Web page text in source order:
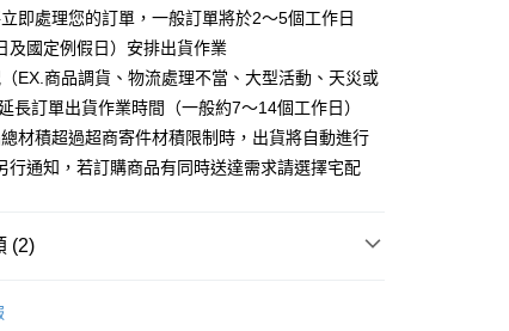
用說明】
哥大提供，台灣大哥大用戶可立即使用無須另外申請。
大哥付你分期」，訂單成立後會自動跳轉到大哥付的交易
門號後，選擇欲分期的期數、繳款截止日，確認付款後即
核」未通過狀況，表示未達大哥付你分期系統評分，恕
容。
電信帳單，「大哥付你分期」於每月結算日後寄送繳費提
NT$900(含以上)免運費
即處理您的訂單，一般訂單將於2～5個工作日
及國定例假日）安排出貨作業
EX.商品調貨、物流處理不當、大型活動、天災或
長訂單出貨作業時間（一般約7～14個工作日）
材積超過超商寄件材積限制時，出貨將自動進行
行通知，若訂購商品有同時送達需求請選擇宅配
(2)